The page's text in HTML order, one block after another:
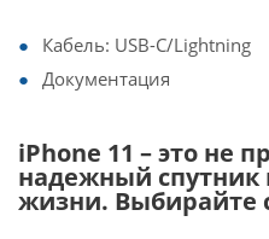
Кабель: USB-C/Lightning
Документация
iPhone 11 – это не
надежный спутник
жизни. Выбирайте